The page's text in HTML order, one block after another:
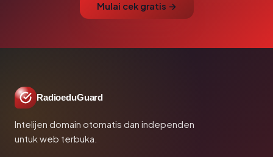
Mulai cek gratis →
RadioeduGuard
Intelijen domain otomatis dan independen
untuk web terbuka.